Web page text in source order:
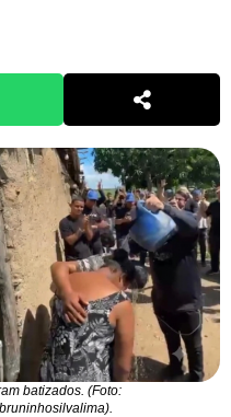
batizados. (Foto: